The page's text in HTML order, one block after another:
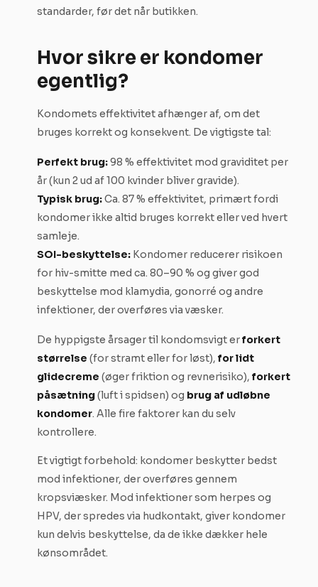
standarder, før det når butikken.
Hvor sikre er kondomer
egentlig?
Kondomets effektivitet afhænger af, om det
bruges korrekt og konsekvent. De vigtigste tal:
Perfekt brug:98 % effektivitet mod graviditet per
år (kun 2 ud af 100 kvinder bliver gravide).
Typisk brug:Ca. 87 % effektivitet, primært fordi
kondomer ikke altid bruges korrekt eller ved hvert
samleje.
SOI-beskyttelse:Kondomer reducerer risikoen
for hiv-smitte med ca. 80–90 % og giver god
beskyttelse mod klamydia, gonorré og andre
infektioner, der overføres via væsker.
De hyppigste årsager til kondomsvigt erforkert
størrelse (for stramt eller for løst), for lidt
glidecreme (øger friktion og revnerisiko), forkert
påsætning(luft i spidsen) og brug af udløbne
kondomer. Alle fire faktorer kan du selv
kontrollere.
Et vigtigt forbehold: kondomer beskytter bedst
mod infektioner, der overføres gennem
kropsviæsker. Mod infektioner som herpes og
HPV, der spredes via hudkontakt, giver kondomer
kun delvis beskyttelse, da de ikke dækker hele
kønsområdet.